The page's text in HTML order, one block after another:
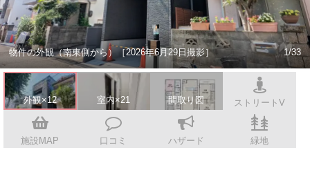
物件の外観（南東側から）［2026年6月29日撮影］ 1/33
外観×12 室内×21 間取り図 ストリートV
施設MAP 口コミ ハザード 緑地